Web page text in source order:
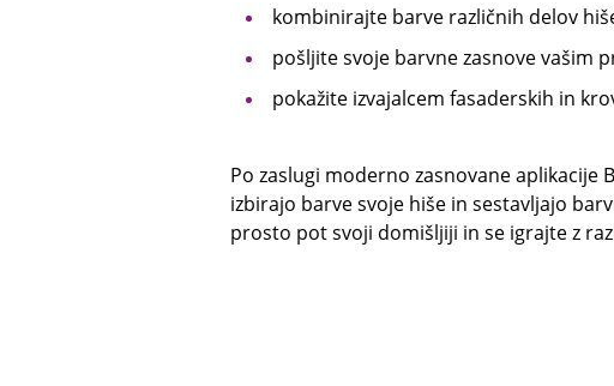
kombinirajte barve različnih delov
pošljite svoje barvne zasnove vašim
pokažite izvajalcem fasaderskih in
Po zaslugi moderno zasnovane aplikacije
izbirajo barve svoje hiše in sestavljajo
prosto pot svoji domišljiji in se igrajte z